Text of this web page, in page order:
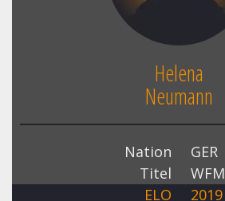
Helena
Neumann
Nation
GER
Titel
WFM
ELO
2019